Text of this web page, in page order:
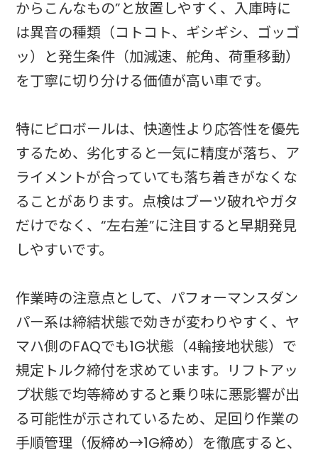
からこんなもの”と放置しやすく、入庫時に
は異音の種類（コトコト、ギシギシ、ゴッゴ
ッ）と発生条件（加減速、舵角、荷重移動）
を丁寧に切り分ける価値が高い車です。
特にピロボールは、快適性より応答性を優先
するため、劣化すると一気に精度が落ち、ア
ライメントが合っていても落ち着きがなくな
ることがあります。点検はブーツ破れやガタ
だけでなく、“左右差”に注目すると早期発見
しやすいです。
作業時の注意点として、パフォーマンスダン
パー系は締結状態で効きが変わりやすく、ヤ
マハ側のFAQでも1G状態（4輪接地状態）で
規定トルク締付を求めています。リフトアッ
プ状態で均等締めすると乗り味に悪影響が出
る可能性が示されているため、足回り作業の
手順管理（仮締め→1G締め）を徹底すると、